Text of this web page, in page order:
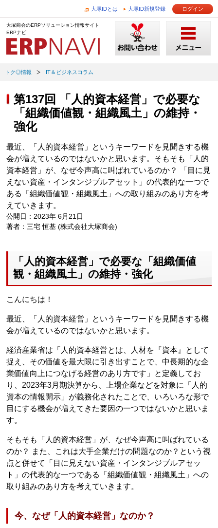
大塚IDとは 大塚ID新規登録 ログイン
大塚商会のERPソリューション情報サイト
ERPナビ
トク◎情報 IT＆ビジネスコラム
第137回 「人的資本経営」で必要な
「組織価値観・組織風土」の維持・
強化
最近、「人的資本経営」というキーワードを見聞きする機
会が増えているのではないかと思います。そもそも「人的
資本経営」が、なぜ今声高に叫ばれているのか？ 「目に見
えない資産・インタンジブルアセット」の代表的な一つで
ある「組織価値観・組織風土」への取り組みのあり方を考
えていきます。
公開日：2023年 6月21日
著者：三宅 恒基 (株式会社大塚商会)
「人的資本経営」で必要な「組織価値
観・組織風土」の維持・強化
こんにちは！
最近、「人的資本経営」というキーワードを見聞きする機
会が増えているのではないかと思います。
経済産業省は「人的資本経営とは、人材を『資本』として
捉え、その価値を最大限に引き出すことで、中長期的な企
業価値向上につなげる経営のあり方です」と定義してお
り、2023年3月期決算から、上場企業などを対象に「人的
資本の情報開示」が義務化されたことで、いろいろな形で
目にする機会が増えてきた要因の一つではないかと思いま
す。
そもそも「人的資本経営」が、なぜ今声高に叫ばれている
のか？ また、これは大手企業だけの問題なのか？という視
点と併せて「目に見えない資産・インタンジブルアセッ
ト」の代表的な一つである「組織価値観・組織風土」への
取り組みのあり方を考えていきます。
今、なぜ「人的資本経営」なのか？